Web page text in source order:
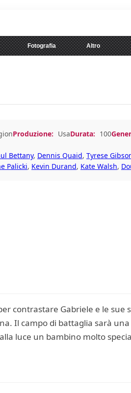
Fotografia Altro
Produzione: UsaDurata: 100
Bettany, Dennis Quaid, Tyrese
Palicki, Kevin Durand, Kate Walsh,
contrastare Gabriele e le
Il campo di battaglia sarà
luce un bambino molto